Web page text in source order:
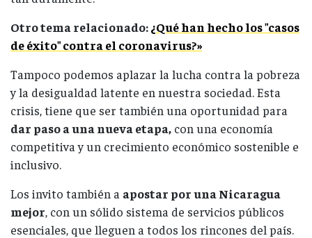
Otro tema relacionado:¿Qué han hecho los "casos
de éxito" contra el coronavirus?»
Tampoco podemos aplazar la lucha contra la pobreza
y la desigualdad latente en nuestra sociedad. Esta
crisis, tiene que ser también una oportunidad para
dar paso a una nueva etapa, con una economía
competitiva y un crecimiento económico sostenible e
inclusivo.
Los invito también a apostar por una Nicaragua
mejor, con un sólido sistema de servicios públicos
esenciales, que lleguen a todos los rincones del país.